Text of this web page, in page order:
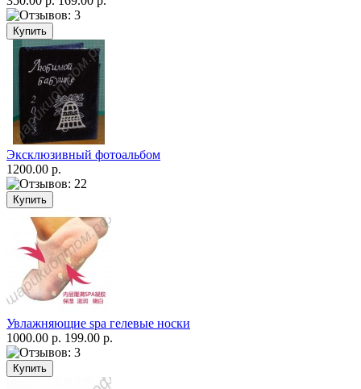
Эксклюзивный фотоальбом
1200.00 р.
Увлажняющие spa гелевые носки
1000.00 р. 199.00 р.